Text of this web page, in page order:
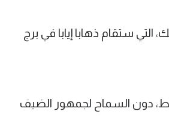
ستقام ذهابا إيابا في برج
دون السماح لجمهور الضيف